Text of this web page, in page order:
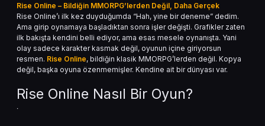
güçlü bir ayrım yaratıyor. Oyuncular olarak baştan taraf
seçiyorsunuz ve o seçim bütün oyun tarzınızı etkiliyor.
Sınıflar, Gelişim ve Oynanış
Dinamiği
Rise Online’da şu anda dört ana sınıf var: Warrior, Rogue,
Mage ve Priest. Her birinin oynanış tarzı oldukça farklı.
Rise Online – Bildiğin MMORPG’lerden Değil, Daha Gerçek
Rise Online’ı ilk kez duyduğumda “Hah, yine bir deneme” dedim.
Ama girip oynamaya başladıktan sonra işler değişti. Grafikler zaten
ilk bakışta kendini belli ediyor, ama esas mesele oynanışta. Yani
olay sadece karakter kasmak değil, oyunun içine giriyorsun
resmen. Rise Online, bildiğin klasik MMORPG’lerden değil. Kopya
değil, başka oyuna özenmemişler. Kendine ait bir dünyası var.
Rise Online Nasıl Bir Oyun?